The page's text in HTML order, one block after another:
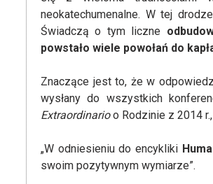
neokatechumenalne. W tej
Świadczą o tym liczne
powstało wiele powołań do
Znaczące jest to, że w
wysłany do wszystkich
Extraordinarioo Rodzinie z 2014
„W odniesieniu do encykliki
swoim pozytywnym wymiarze”.